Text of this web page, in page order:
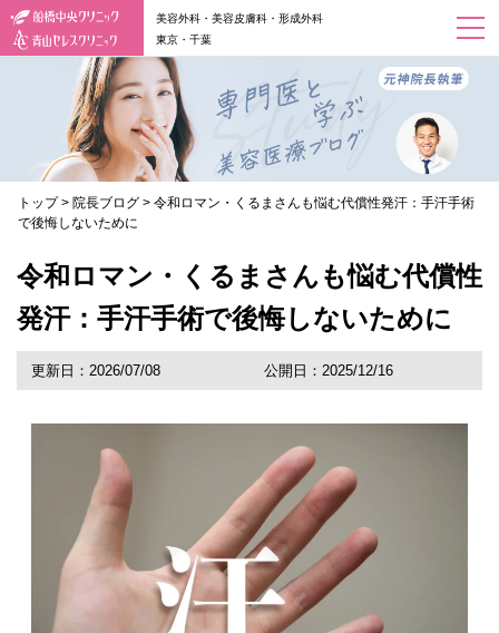
美容外科・美容皮膚科・形成外科
東京・千葉
トップ > 院長ブログ > 令和ロマン・くるまさんも悩む代償性発汗：手汗手術
で後悔しないために
令和ロマン・くるまさんも悩む代償性
発汗：手汗手術で後悔しないために
更新日：2026/07/08 公開日：2025/12/16